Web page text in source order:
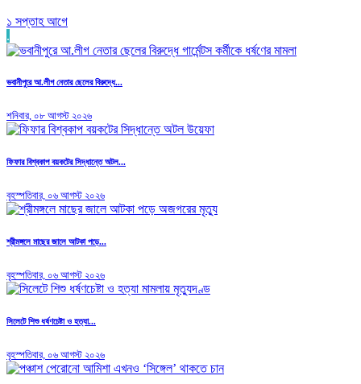
১ সপ্তাহ আগে
.
ভবানীপুরে আ.লীগ নেতার ছেলের বিরুদ্ধে...
শনিবার, ০৮ আগস্ট ২০২৬
ফিফার বিশ্বকাপ বয়কটের সিদ্ধান্তে অটল...
বৃহস্পতিবার, ০৬ আগস্ট ২০২৬
শ্রীমঙ্গলে মাছের জালে আটকা পড়ে...
বৃহস্পতিবার, ০৬ আগস্ট ২০২৬
সিলেটে শিশু ধর্ষণচেষ্টা ও হত্যা...
বৃহস্পতিবার, ০৬ আগস্ট ২০২৬